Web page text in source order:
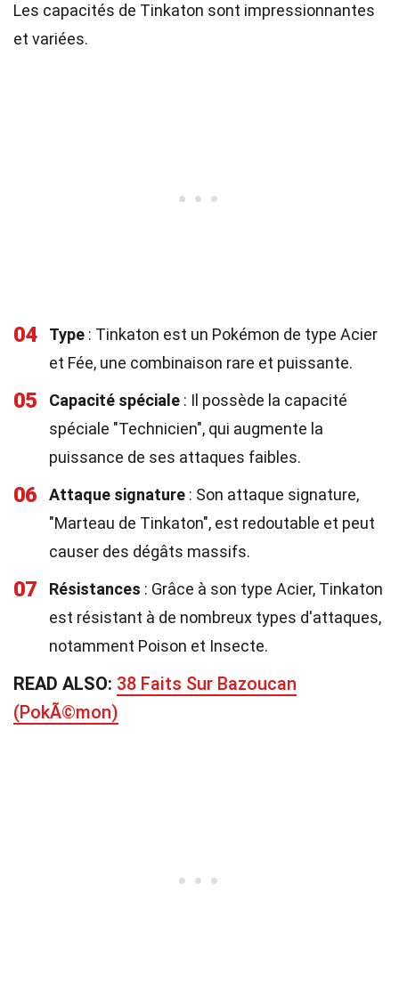
Les capacités de Tinkaton sont impressionnantes
et variées.
04 Type : Tinkaton est un Pokémon de type Acier
et Fée, une combinaison rare et puissante.
05 Capacité spéciale : Il possède la capacité
spéciale "Technicien", qui augmente la
puissance de ses attaques faibles.
06 Attaque signature : Son attaque signature,
"Marteau de Tinkaton", est redoutable et peut
causer des dégâts massifs.
07 Résistances : Grâce à son type Acier, Tinkaton
est résistant à de nombreux types d'attaques,
notamment Poison et Insecte.
READ ALSO: 38 Faits Sur Bazoucan
(PokÃ©mon)